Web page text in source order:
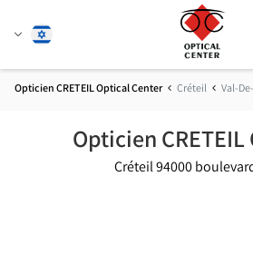
שנהעברית
Val-
Créteil
Opticien CRETEIL Optical Center
Opticien
94000 Créteil